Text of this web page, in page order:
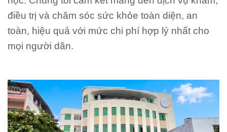
điều trị và chăm sóc sức khỏe toàn diện, an
toàn, hiệu quả với mức chi phí hợp lý nhất cho
mọi người dân.